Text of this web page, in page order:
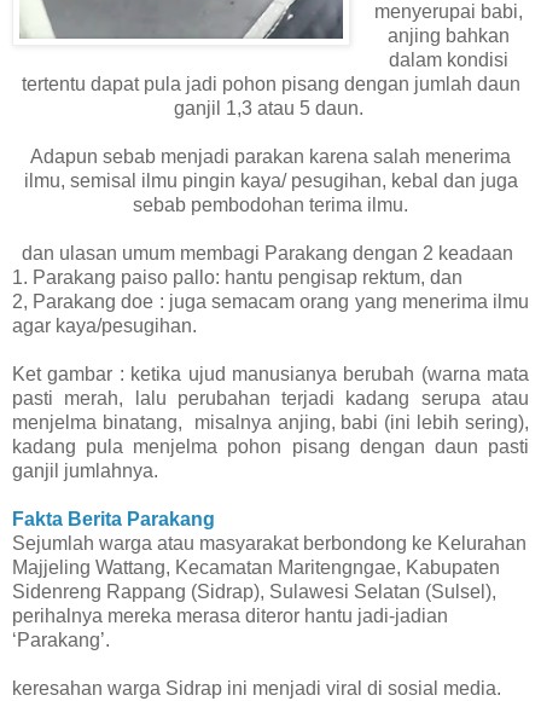
menyerupai babi,
anjing bahkan
dalam kondisi
tertentu dapat pula jadi pohon pisang dengan jumlah daun
ganjil 1,3 atau 5 daun.
Adapun sebab menjadi parakan karena salah menerima
ilmu, semisal ilmu pingin kaya/ pesugihan, kebal dan juga
sebab pembodohan terima ilmu.
dan ulasan umum membagi Parakang dengan 2 keadaan
1. Parakang paiso pallo: hantu pengisap rektum, dan
2, Parakang doe : juga semacam orang yang menerima ilmu
agar kaya/pesugihan.
Ket gambar : ketika ujud manusianya berubah (warna mata
pasti merah, lalu perubahan terjadi kadang serupa atau
menjelma binatang, misalnya anjing, babi (ini lebih sering),
kadang pula menjelma pohon pisang dengan daun pasti
ganjil jumlahnya.
Fakta Berita Parakang
Sejumlah warga atau masyarakat berbondong ke Kelurahan
Majjeling Wattang, Kecamatan Maritengngae, Kabupaten
Sidenreng Rappang (Sidrap), Sulawesi Selatan (Sulsel),
perihalnya mereka merasa diteror hantu jadi-jadian
‘Parakang’.
keresahan warga Sidrap ini menjadi viral di sosial media.